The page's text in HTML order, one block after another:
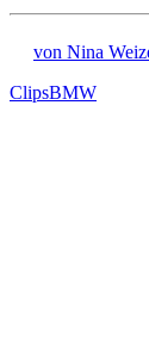
von Nina
ClipsBMW